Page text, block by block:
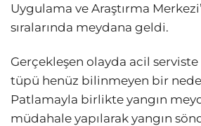
Uygulama ve Araştırma
sıralarında meydana geldi.
Gerçekleşen olayda acil
tüpü henüz bilinmeyen bir
Patlamayla birlikte yangın
müdahale yapılarak yangın